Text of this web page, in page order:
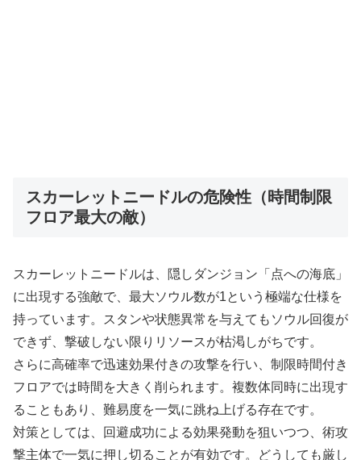
スカーレットニードルの危険性（時間制限
フロア最大の敵）
スカーレットニードルは、隠しダンジョン「点への海底」
に出現する強敵で、最大ソウル数が1という極端な仕様を
持っています。スタンや状態異常を与えてもソウル回復が
できず、撃破しない限りリソースが枯渇しがちです。
さらに高確率で迅速効果付きの攻撃を行い、制限時間付き
フロアでは時間を大きく削られます。複数体同時に出現す
ることもあり、難易度を一気に跳ね上げる存在です。
対策としては、回避成功による効果発動を狙いつつ、術攻
撃主体で一気に押し切ることが有効です。どうしても厳し